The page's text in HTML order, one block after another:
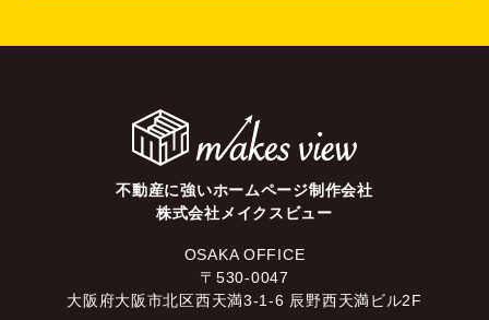
不動産に強いホームページ制作会社
株式会社メイクスビュー
OSAKA OFFICE
〒530-0047
大阪府大阪市北区西天満3-1-6 辰野西天満ビル2F